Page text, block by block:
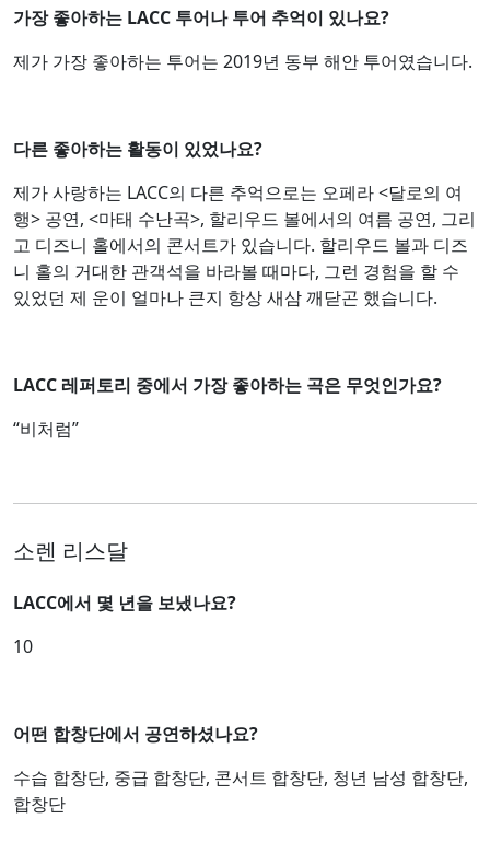
가장 좋아하는 LACC 투어나 투어 추억이 있나요?
제가 가장 좋아하는 투어는 2019년 동부 해안 투어였습니다.
다른 좋아하는 활동이 있었나요?
제가 사랑하는 LACC의 다른 추억으로는 오페라 <달로의 여
행> 공연, <마태 수난곡>, 할리우드 볼에서의 여름 공연, 그리
고 디즈니 홀에서의 콘서트가 있습니다. 할리우드 볼과 디즈
니 홀의 거대한 관객석을 바라볼 때마다, 그런 경험을 할 수
있었던 제 운이 얼마나 큰지 항상 새삼 깨닫곤 했습니다.
LACC 레퍼토리 중에서 가장 좋아하는 곡은 무엇인가요?
“비처럼”
소렌 리스달
LACC에서 몇 년을 보냈나요?
10
어떤 합창단에서 공연하셨나요?
수습 합창단, 중급 합창단, 콘서트 합창단, 청년 남성 합창단,
합창단